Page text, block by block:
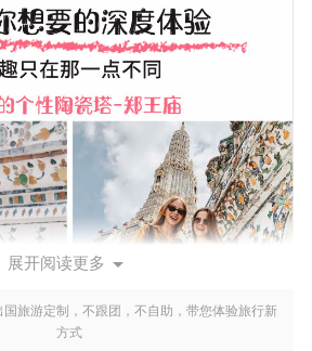
展开阅读更多 
旅游定制，不跟团，不自助，带您体验旅行新
方式